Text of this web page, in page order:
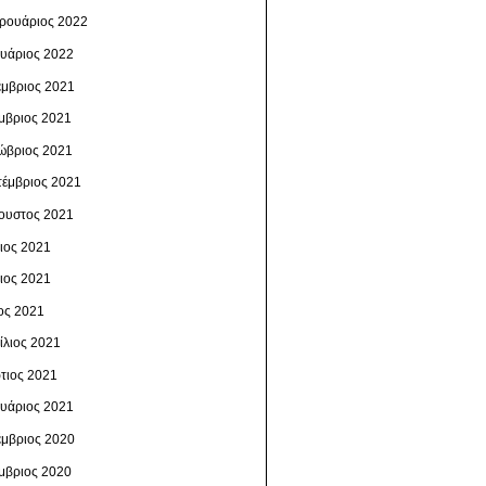
2022
2022
2021
2021
2021
2021
2021
2021
2021
2021
2021
2021
2021
2020
2020